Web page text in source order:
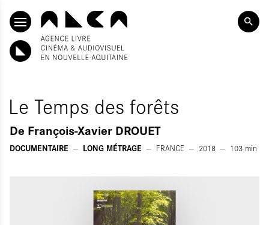
SKIP TO CONTENT
Le Temps des forêts
De François-Xavier DROUET
DOCUMENTAIRE LONG MÉTRAGE FRANCE 2018 103 min